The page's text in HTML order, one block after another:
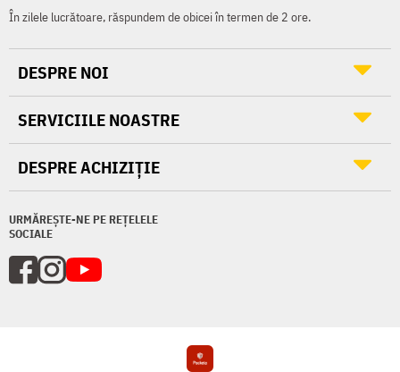
În zilele lucrătoare, răspundem de obicei în termen de 2 ore.
URMĂREȘTE-NE PE REȚELELE
SOCIALE
DESPRE NOI
SERVICIILE NOASTRE
DESPRE ACHIZIȚIE